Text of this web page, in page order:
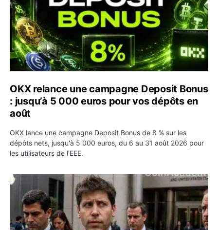
OKX relance une campagne Deposit Bonus
: jusqu’à 5 000 euros pour vos dépôts en
août
OKX lance une campagne Deposit Bonus de 8 % sur les
dépôts nets, jusqu'à 5 000 euros, du 6 au 31 août 2026 pour
les utilisateurs de l'EEE.
OpenAI demande le rejet de la plainte d’Apple et